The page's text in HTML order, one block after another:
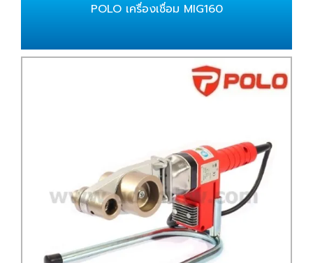
POLO เครื่องเชื่อม MIG160